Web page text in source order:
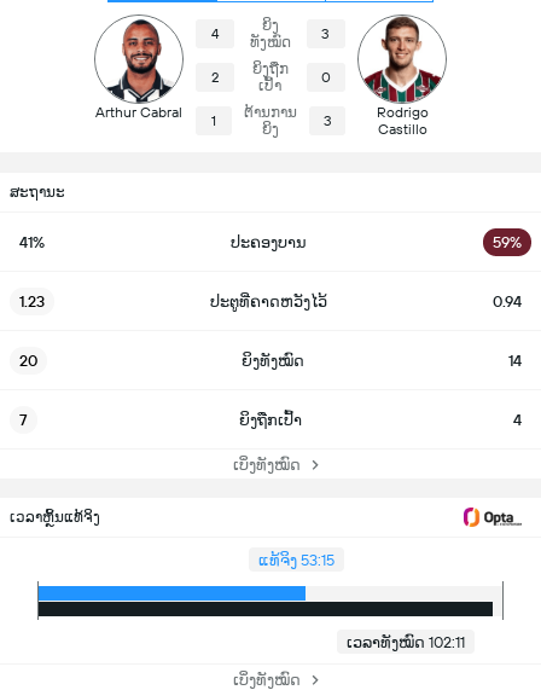
Arthur Cabral
4
ຍິງ
ທັງໝົດ
3
2
ຍິງຖືກ
ເປົ້າ
0
1
ຕ້ານການ
ຍິງ
3
Rodrigo
Castillo
ສະຖານະ
41% ປະຄອງບານ 59%
1.23 ປະຕູທີ່ຄາດຫວັງໄວ້ 0.94
20 ຍິງທັງໝົດ 14
7 ຍິງຖືກເປົ້າ 4
ເບິ່ງທັງໝົດ
ເວລາຫຼິ້ນແທ້ຈິງ
ແທ້ຈິງ 53:15
ເວລາທັງໝົດ 102:11
ເບິ່ງທັງໝົດ